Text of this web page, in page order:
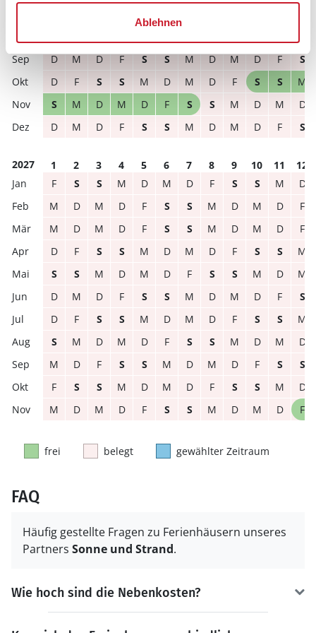
Ablehnen
D
M D F S S M D M D F
S
D
F S S M D M D F S S
M
S
M D M D F S S M D M
D
D
M D F S S M D M D F S
2027 1 2 3 4 5 6 7 8 9 10 11
12
F
S S M D M D F S S M
D
M
D M D F S S M D M D
F
M
D M D F S S M D M D
F
D
F S S M D M D F S S
M
S
S M D M D F S S M D
M
D
M D F S S M D M D F
S
D
F S S M D M D F S S
M
S
M D M D F S S M D M
D
M
D F S S M D M D F S
S
F
S S M D M D F S S M
D
M
D M D F S S M D M D F
frei belegt gewählter Zeitraum
FAQ
Häufig gestellte Fragen zu Ferienhäusern unseres
Partners Sonne und Strand.
Wie hoch sind die Nebenkosten?